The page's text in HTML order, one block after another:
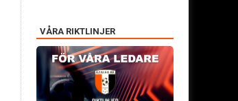
VÅRA RIKTLINJER